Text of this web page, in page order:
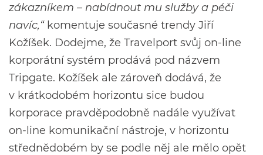
zákazníkem – nabídnout mu služby a péči
navíc,“komentuje současné trendy Jiří
Kožíšek. Dodejme, že Travelport svůj on-line
korporátní systém prodává pod názvem
Tripgate. Kožíšek ale zároveň dodává, že
v krátkodobém horizontu sice budou
korporace pravděpodobně nadále využívat
on-line komunikační nástroje, v horizontu
střednědobém by se podle něj ale mělo opět